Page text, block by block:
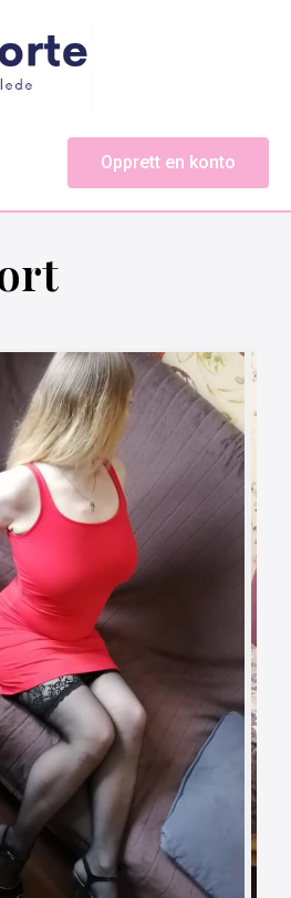
Opprett en konto